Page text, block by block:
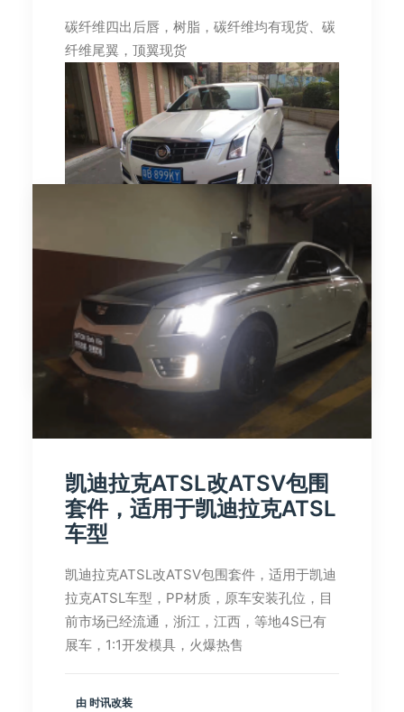
碳纤维四出后唇，树脂，碳纤维均有现货、碳
纤维尾翼，顶翼现货
由 时讯改装
凯迪拉克ATSL改ATSV包围
套件，适用于凯迪拉克ATSL
车型
凯迪拉克ATSL改ATSV包围套件，适用于凯迪
拉克ATSL车型，PP材质，原车安装孔位，目
前市场已经流通，浙江，江西，等地4S已有
展车，1:1开发模具，火爆热售
由 时讯改装